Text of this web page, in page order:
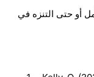
أو حتى التنزه في